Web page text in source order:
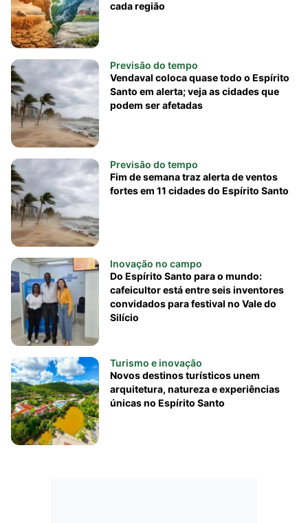
cada região
Previsão do tempo
Vendaval coloca quase todo o Espírito
Santo em alerta; veja as cidades que
podem ser afetadas
Previsão do tempo
Fim de semana traz alerta de ventos
fortes em 11 cidades do Espírito Santo
Inovação no campo
Do Espírito Santo para o mundo:
cafeicultor está entre seis inventores
convidados para festival no Vale do
Silício
Turismo e inovação
Novos destinos turísticos unem
arquitetura, natureza e experiências
únicas no Espírito Santo